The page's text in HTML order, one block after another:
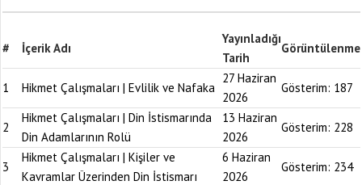
# İçerik Adı
Yayınladığı
Tarih
Görüntülenme
1 Hikmet Çalışmaları | Evlilik ve Nafaka
27 Haziran
2026
Gösterim: 187
2
Hikmet Çalışmaları | Din İstismarında
Din Adamlarının Rolü
13 Haziran
2026
Gösterim: 228
3
Hikmet Çalışmaları | Kişiler ve
Kavramlar Üzerinden Din İstismarı
6 Haziran
2026
Gösterim: 234